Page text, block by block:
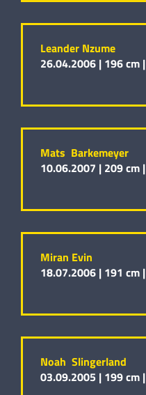
Leander Nzume
26.04.2006 | 196 cm |
Mats Barkemeyer
10.06.2007 | 209 cm |
Miran Evin
18.07.2006 | 191 cm |
Noah Slingerland
03.09.2005 | 199 cm |